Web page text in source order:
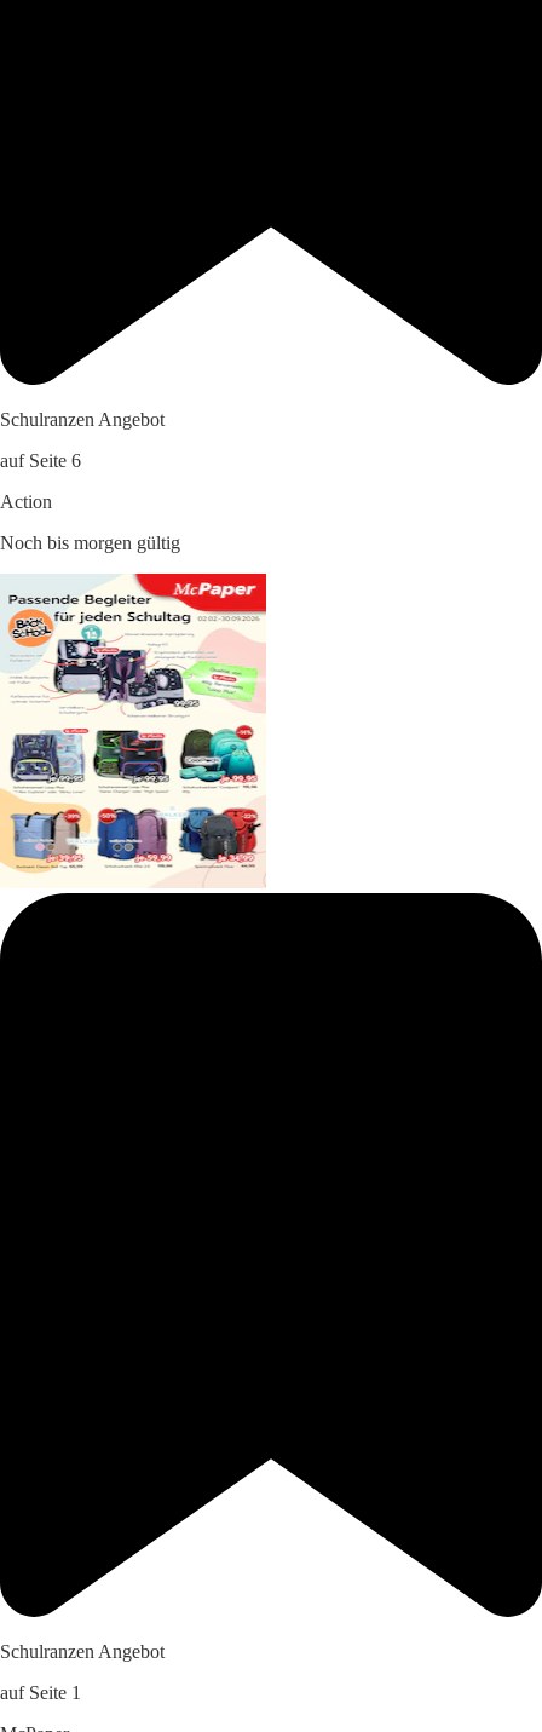
Schulranzen Angebot
auf Seite 6
Action
Noch bis morgen gültig
Schulranzen Angebot
auf Seite 1